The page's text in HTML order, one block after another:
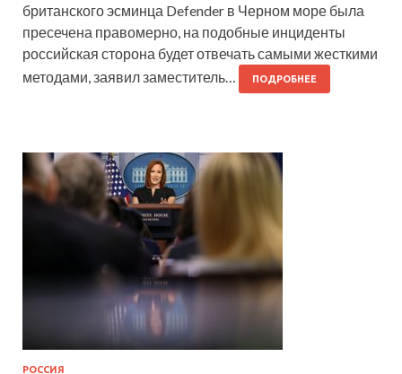
британского эсминца Defender в Черном море была
пресечена правомерно, на подобные инциденты
российская сторона будет отвечать самыми жесткими
методами, заявил заместитель…
ПОДРОБНЕЕ
РОССИЯ